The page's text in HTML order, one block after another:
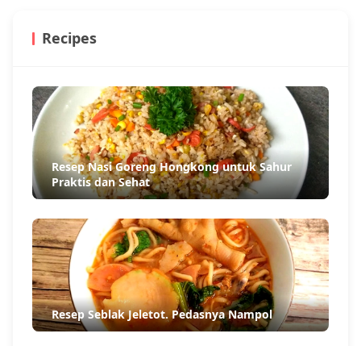
Recipes
Resep Nasi Goreng Hongkong untuk Sahur
Praktis dan Sehat
Resep Seblak Jeletot. Pedasnya Nampol